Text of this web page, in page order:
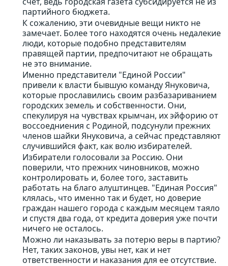
партийного бюджета.
К сожалению, эти очевидные вещи никто не
замечает. Более того находятся очень недалекие
люди, которые подобно представителям
правящей партии, предпочитают не обращать
не это внимание.
Именно представители "Единой России"
привели к власти бывшую команду Януковича,
которые прославились своим разбазариванием
городских земель и собственности. Они,
спекулируя на чувствах крымчан, их эйфорию от
воссоедниения с Родиной, подсунули прежних
членов шайки Януковича, а сейчас представляют
случившийся факт, как волю избирателей.
Избиратели голосовали за Россию. Они
поверили, что прежних чиновников, можно
контролировать и, более того, заставить
работать на благо алуштинцев. "Единая Россия"
клялась, что именно так и будет, но доверие
граждан нашего города с каждым месяцем таяло
и спустя два года, от кредита доверия уже почти
ничего не осталось.
Можно ли наказывать за потерю веры в партию?
Нет, таких законов, увы нет, как и нет
ответственности и наказания для ее отсутствие.